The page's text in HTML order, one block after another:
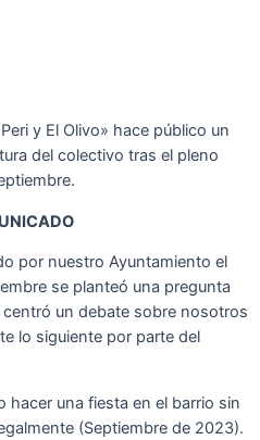
y El Olivo» hace público un
del colectivo tras el pleno
por nuestro Ayuntamiento el
se planteó una pregunta
un debate sobre nosotros
lo siguiente por parte del
hacer una fiesta en el barrio sin
(Septiembre de 2023).